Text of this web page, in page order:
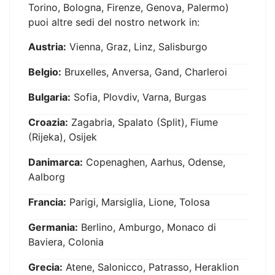
Torino, Bologna, Firenze, Genova, Palermo)
puoi altre sedi del nostro network in:
Austria: Vienna, Graz, Linz, Salisburgo
Belgio: Bruxelles, Anversa, Gand, Charleroi
Bulgaria: Sofia, Plovdiv, Varna, Burgas
Croazia: Zagabria, Spalato (Split), Fiume
(Rijeka), Osijek
Danimarca: Copenaghen, Aarhus, Odense,
Aalborg
Francia: Parigi, Marsiglia, Lione, Tolosa
Germania: Berlino, Amburgo, Monaco di
Baviera, Colonia
Grecia: Atene, Salonicco, Patrasso, Heraklion